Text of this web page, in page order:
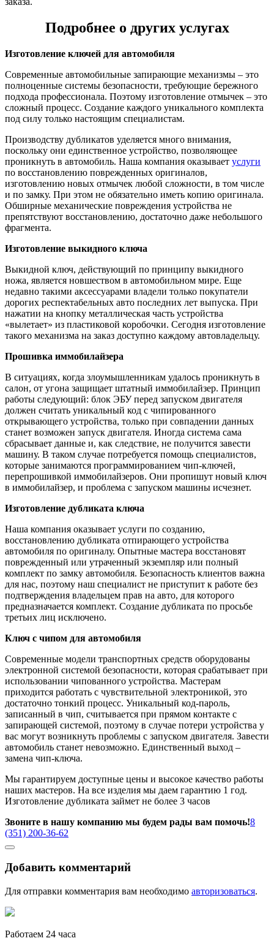
Подробнее о других услугах
Изготовление ключей для автомобиля
Современные автомобильные запирающие механизмы – это
полноценные системы безопасности, требующие бережного
подхода профессионала. Поэтому изготовление отмычек – это
сложный процесс. Создание каждого уникального комплекта
под силу только настоящим специалистам.
Производству дубликатов уделяется много внимания,
поскольку они единственное устройство, позволяющее
проникнуть в автомобиль. Наша компания оказывает услуги
по восстановлению поврежденных оригиналов,
изготовлению новых отмычек любой сложности, в том числе
и по замку. При этом не обязательно иметь копию оригинала.
Обширные механические повреждения устройства не
препятствуют восстановлению, достаточно даже небольшого
фрагмента.
Изготовление выкидного ключа
Выкидной ключ, действующий по принципу выкидного
ножа, является новшеством в автомобильном мире. Еще
недавно такими аксессуарами владели только покупатели
дорогих респектабельных авто последних лет выпуска. При
нажатии на кнопку металлическая часть устройства
«вылетает» из пластиковой коробочки. Сегодня изготовление
такого механизма на заказ доступно каждому автовладельцу.
Прошивка иммобилайзера
В ситуациях, когда злоумышленникам удалось проникнуть в
салон, от угона защищает штатный иммобилайзер. Принцип
работы следующий: блок ЭБУ перед запуском двигателя
должен считать уникальный код с чипированного
открывающего устройства, только при совпадении данных
станет возможен запуск двигателя. Иногда система сама
сбрасывает данные и, как следствие, не получится завести
машину. В таком случае потребуется помощь специалистов,
которые занимаются программированием чип-ключей,
перепрошивкой иммобилайзеров. Они пропишут новый ключ
в иммобилайзер, и проблема с запуском машины исчезнет.
Изготовление дубликата ключа
Наша компания оказывает услуги по созданию,
восстановлению дубликата отпирающего устройства
автомобиля по оригиналу. Опытные мастера восстановят
поврежденный или утраченный экземпляр или полный
комплект по замку автомобиля. Безопасность клиентов важна
для нас, поэтому наш специалист не приступит к работе без
подтверждения владельцем прав на авто, для которого
предназначается комплект. Создание дубликата по просьбе
третьих лиц исключено.
Ключ с чипом для автомобиля
Современные модели транспортных средств оборудованы
электронной системой безопасности, которая срабатывает при
использовании чипованного устройства. Мастерам
приходится работать с чувствительной электроникой, это
достаточно тонкий процесс. Уникальный код-пароль,
записанный в чип, считывается при прямом контакте с
запирающей системой, поэтому в случае потери устройства у
вас могут возникнуть проблемы с запуском двигателя. Завести
автомобиль станет невозможно. Единственный выход –
замена чип-ключа.
Мы гарантируем доступные цены и высокое качество работы
наших мастеров. На все изделия мы даем гарантию 1 год.
Изготовление дубликата займет не более 3 часов
Звоните в нашу компанию мы будем рады вам помочь!8
(351) 200-36-62
Добавить комментарий
Для отправки комментария вам необходимо авторизоваться.
Работаем 24 часа